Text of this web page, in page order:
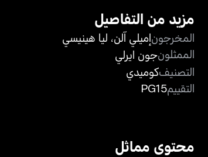
مزيد من التفاصيل
المخرجونإميلي آلن، ليا هينيسي
الممثلونجون ايرلي
التصنيفكوميدي
التقييمPG15
محتوى مماثل